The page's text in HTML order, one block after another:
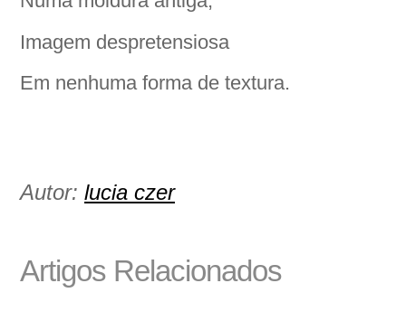
Imagem despretensiosa
Em nenhuma forma de textura.
Autor: lucia czer
Artigos Relacionados